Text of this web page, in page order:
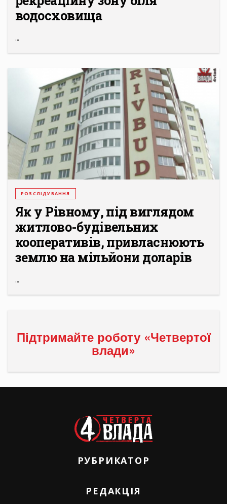
водосховища
...
РОЗСЛІДУВАННЯ
Як у Рівному, під виглядом
житлово-будівельних
кооперативів, привласнюють
землю на мільйони доларів
...
Підтримайте роботу «Четвертої
влади»
РУБРИКАТОР
РЕДАКЦІЯ